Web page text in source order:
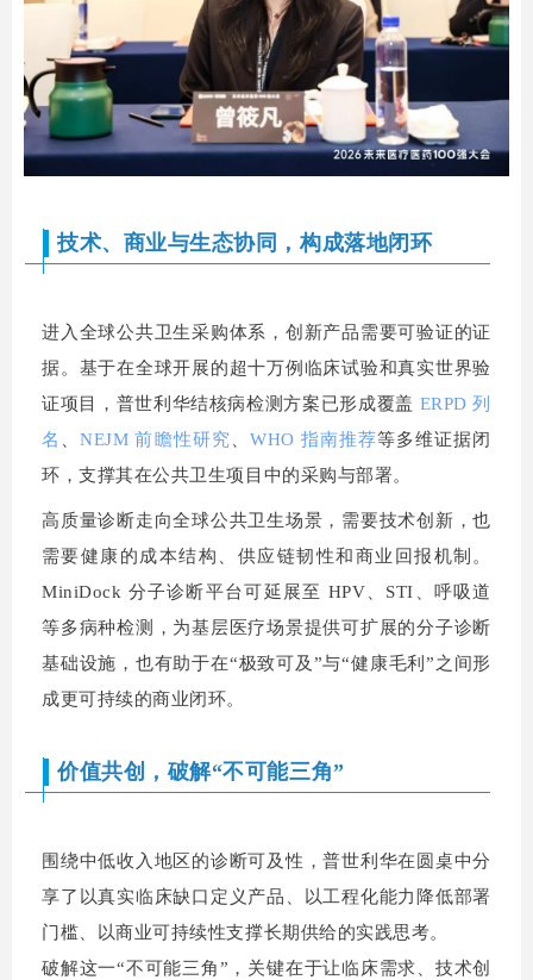
技术、商业与生态协同，构成落地闭环
进入全球公共卫生采购体系，创新产品需要可验证的证
据。基于在全球开展的超十万例临床试验和真实世界验
证项目，普世利华结核病检测方案已形成覆盖 ERPD 列
名 、NEJM 前瞻性研究、 WHO 指南推荐等多维证据闭
环，支撑其在公共卫生项目中的采购与部署。
高质量诊断走向全球公共卫生场景，需要技术创新，也
需要健康的成本结构、供应链韧性和商业回报机制。
MiniDock 分子诊断平台可延展至 HPV、STI、呼吸道
等多病种检测，为基层医疗场景提供可扩展的分子诊断
基础设施，也有助于在“极致可及”与“健康毛利”之间形
成更可持续的商业闭环。
价值共创，破解“不可能三角”
围绕中低收入地区的诊断可及性，普世利华在圆桌中分
享了以真实临床缺口定义产品、以工程化能力降低部署
门槛、以商业可持续性支撑长期供给的实践思考。
破解这一“不可能三角”，关键在于让临床需求、技术创